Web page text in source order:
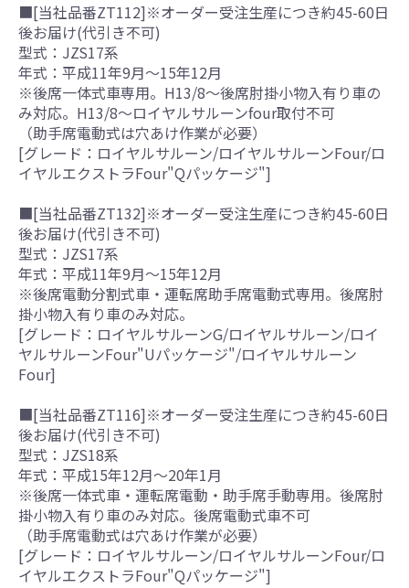
■[当社品番ZT112]※オーダー受注生産につき約45-60日
後お届け(代引き不可)
型式：JZS17系
年式：平成11年9月～15年12月
※後席一体式車専用。H13/8～後席肘掛小物入有り車の
み対応。H13/8～ロイヤルサルーンfour取付不可
（助手席電動式は穴あけ作業が必要）
[グレード：ロイヤルサルーン/ロイヤルサルーンFour/ロ
イヤルエクストラFour"Qパッケージ"]
■[当社品番ZT132]※オーダー受注生産につき約45-60日
後お届け(代引き不可)
型式：JZS17系
年式：平成11年9月～15年12月
※後席電動分割式車・運転席助手席電動式専用。後席肘
掛小物入有り車のみ対応。
[グレード：ロイヤルサルーンG/ロイヤルサルーン/ロイ
ヤルサルーンFour"Uパッケージ"/ロイヤルサルーン
Four]
■[当社品番ZT116]※オーダー受注生産につき約45-60日
後お届け(代引き不可)
型式：JZS18系
年式：平成15年12月～20年1月
※後席一体式車・運転席電動・助手席手動専用。後席肘
掛小物入有り車のみ対応。後席電動式車不可
（助手席電動式は穴あけ作業が必要）
[グレード：ロイヤルサルーン/ロイヤルサルーンFour/ロ
イヤルエクストラFour"Qパッケージ"]